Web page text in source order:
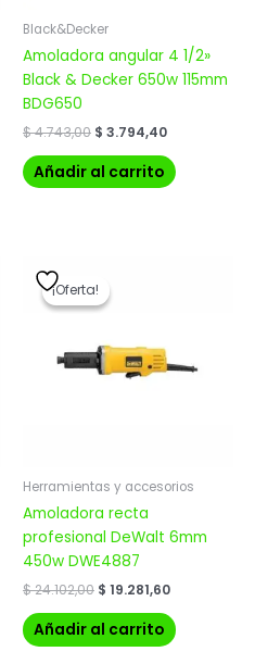
Black&Decker
Amoladora angular 4 1/2»
Black & Decker 650w 115mm
BDG650
$4.743,00 $ 3.794,40
Añadir al carrito
¡Oferta!
¡Oferta!
Herramientas y accesorios
Amoladora recta
profesional DeWalt 6mm
450w DWE4887
$24.102,00
precio
original
era:
$ 19.281,60
Añadir al carrito